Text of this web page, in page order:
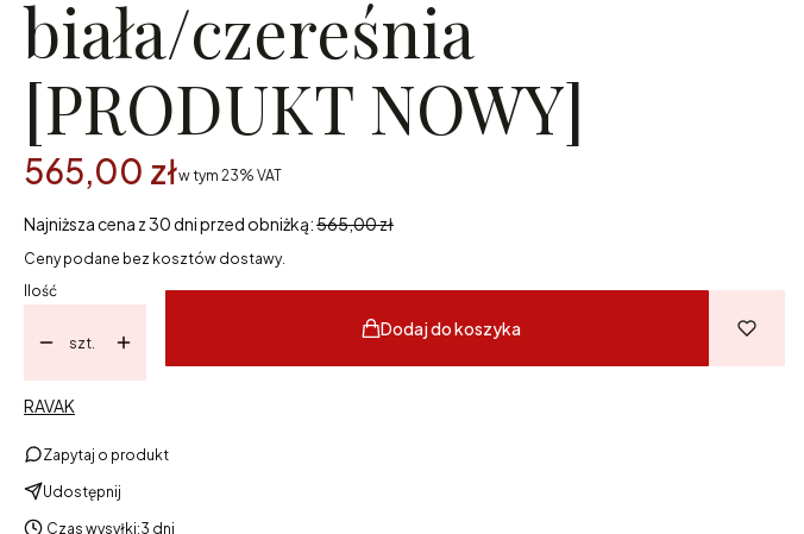
biała/czereśnia
[PRODUKT NOWY]
565,00 złw tym 23% VAT
w tym 23% VAT
Najniższa cena z 30 dni przed obniżką:565,00 zł
Ceny podane bez kosztów dostawy.
Ilość
szt.
Dodaj do koszyka
RAVAK
Zapytaj o produkt
Udostępnij
Czas wysyłki:3 dni